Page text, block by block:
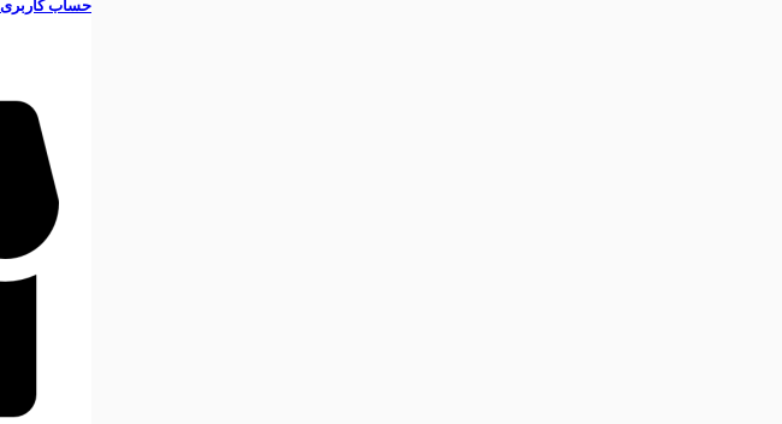
حساب کاربری